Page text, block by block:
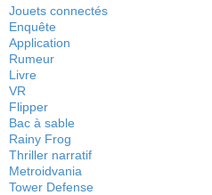
Jouets connectés
Enquête
Application
Rumeur
Livre
VR
Flipper
Bac à sable
Rainy Frog
Thriller narratif
Metroidvania
Tower Defense